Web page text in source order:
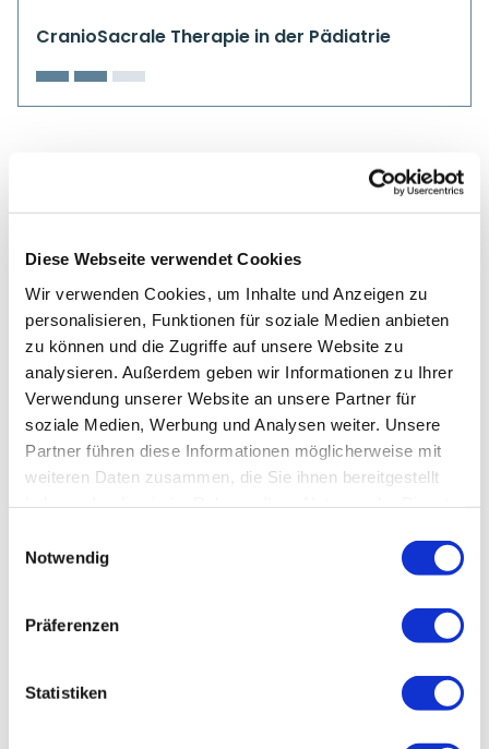
Diese Webseite verwendet Cookies
Wir verwenden Cookies, um Inhalte und Anzeigen zu
personalisieren, Funktionen für soziale Medien anbieten
zu können und die Zugriffe auf unsere Website zu
analysieren. Außerdem geben wir Informationen zu Ihrer
Verwendung unserer Website an unsere Partner für
soziale Medien, Werbung und Analysen weiter. Unsere
Partner führen diese Informationen möglicherweise mit
weiteren Daten zusammen, die Sie ihnen bereitgestellt
Notwendig
Präferenzen
Statistiken
CranioSacrale Therapie in der Pädiatrie